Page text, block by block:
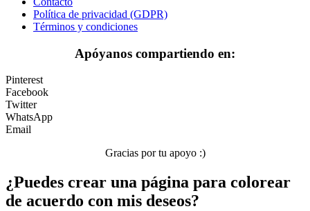
NezaradenéPolítica de privacidad (GDPR)
Términos y condiciones
Apóyanos compartiendo en:
Pinterest
Facebook
Twitter
WhatsApp
Email
Gracias por tu apoyo :)
¿Puedes crear una página para colorear
de acuerdo con mis deseos?